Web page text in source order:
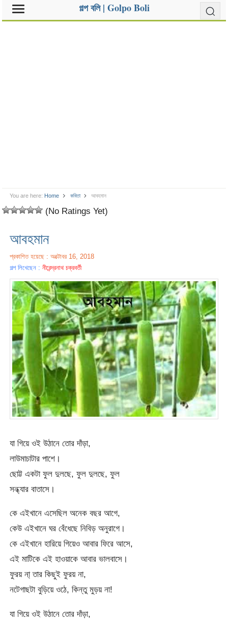
গল্প বলি | Golpo Boli
You are here: Home কবিতা আবহমান
(No Ratings Yet)
আবহমান
প্রকাশিত হয়েছে : অক্টোবর 16, 2018
গল্প লিখেছেন :নীরেন্দ্রনাথ চক্রবর্তী
যা গিয়ে ওই উঠানে তোর দাঁড়া,
লাউমাচাটার পাশে।
ছোট্ট একটা ফুল দুলছে, ফুল দুলছে, ফুল
সন্ধ্যার বাতাসে।
কে এইখানে এসেছিল অনেক বছর আগে,
কেউ এইখানে ঘর বেঁধেছে নিবিড় অনুরাগে।
কে এইখানে হারিয়ে গিয়েও আবার ফিরে আসে,
এই মাটিকে এই হাওয়াকে আবার ভালবাসে।
ফুরয় না্‌ তার কিছুই ফুরয় না,
নটেগাছটা বুড়িয়ে ওঠে, কিন্তু মুড়য় না!
যা গিয়ে ওই উঠানে তোর দাঁড়া,